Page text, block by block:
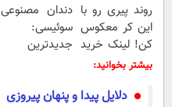
روند پیری رو با
این کر معکوس
کن! لینک خرید
محصول
دندان مصنوعی
سوئیسی:
جدیدترین
پرداخت قسطی
بیشتر بخوانید:
دلایل پیدا و پنهان پیروزی